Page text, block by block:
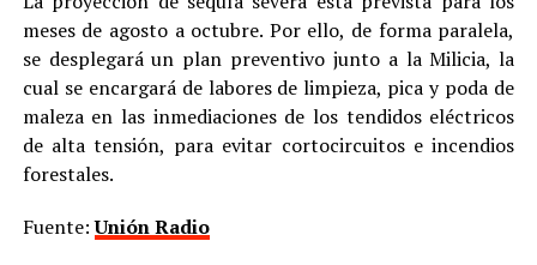
meses de agosto a octubre. Por ello, de forma paralela,
se desplegará un plan preventivo junto a la Milicia, la
cual se encargará de labores de limpieza, pica y poda de
maleza en las inmediaciones de los tendidos eléctricos
de alta tensión, para evitar cortocircuitos e incendios
forestales.
Fuente:Unión Radio